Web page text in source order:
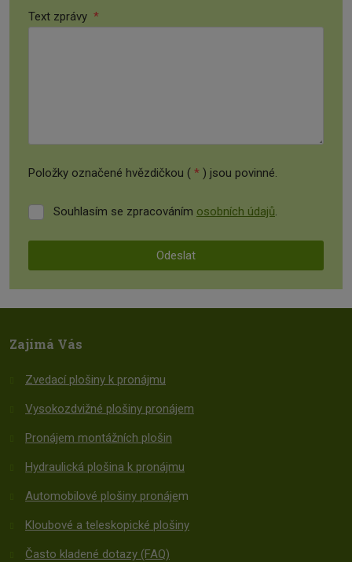
Text zprávy *
Položky označené hvězdičkou ( * ) jsou povinné.
Souhlasím
zpracováním
Souhlasím se zpracováním osobních údajů.
Odeslat
se
odeslat.
Zajímá Vás
Zvedací plošiny k pronájmu
Vysokozdvižné plošiny pronájem
Pronájem montážních plošin
Hydraulická plošina k pronájmu
Automobilové plošiny pronájem
Kloubové a teleskopické plošiny
Často kladené dotazy (FAQ)